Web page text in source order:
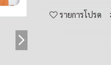
รายการโปรด